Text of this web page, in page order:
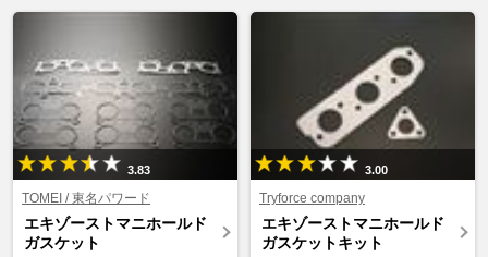
3.83
TOMEI / 東名パワード
エキゾーストマニホールド
ガスケット
3.00
Tryforce company
エキゾーストマニホールド
ガスケットキット